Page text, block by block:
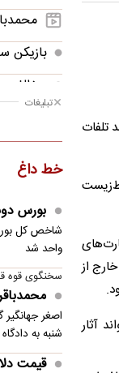
تلفات
خارج از
آثار
بازیکن
مخالفت AFC با میزبانی استقلال در عراق
معترضان
چاک
قیمت
فرصت بدل
قیمت دلار
تبلیغات
خط داغ
بورس
واحد شد
سخنگوی قوه
اصغر
شنبه به
قیمت دلار،